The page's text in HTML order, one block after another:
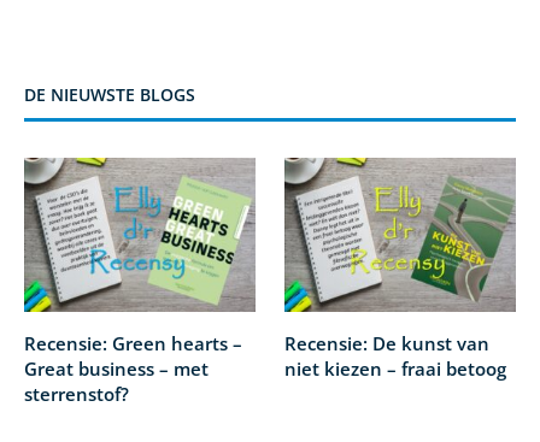
DE NIEUWSTE BLOGS
Recensie: Green hearts –
Great business – met
sterrenstof?
Recensie: De kunst van
niet kiezen – fraai betoog